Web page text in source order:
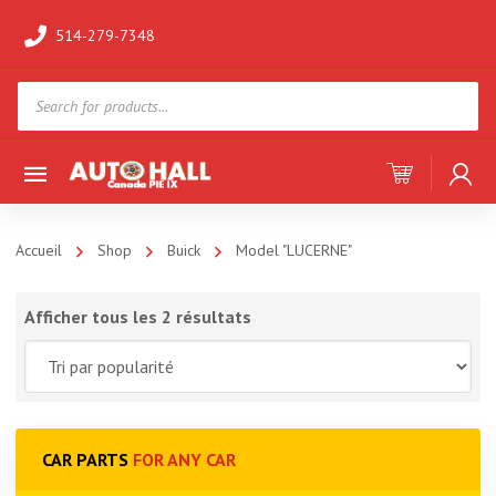
514-279-7348
search
Accueil Shop Buick Model "LUCERNE"
Afficher tous les 2 résultats
CAR PARTS FOR ANY CAR